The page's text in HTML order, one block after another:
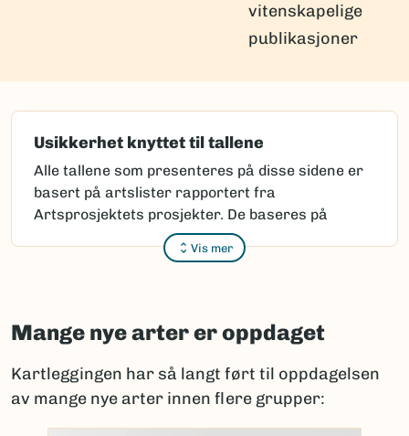
vitenskapelige
publikasjoner
Usikkerhet knyttet til tallene
Vis mer
Alle tallene som presenteres på disse sidene er
basert på artslister rapportert fra
Artsprosjektets prosjekter. De baseres på
kunnskapen som var tilgjengelige da rapportene
kan være utfordrende, fordi det først må
Noen beskrivelser finnes i gamle eller lite
tilgjengelige publikasjoner. Individer som ved
første øyekast ser like ut, kan ha store
Mange nye arter er oppdaget
Kartleggingen har så langt ført til oppdagelsen
av mange nye arter innen flere grupper: